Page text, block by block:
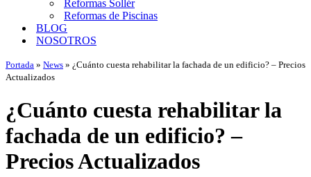
Reformas Sollér
Reformas de Piscinas
BLOG
NOSOTROS
Portada » News » ¿Cuánto cuesta rehabilitar la fachada de un edificio? – Precios
Actualizados
¿Cuánto cuesta rehabilitar la
fachada de un edificio? –
Precios Actualizados